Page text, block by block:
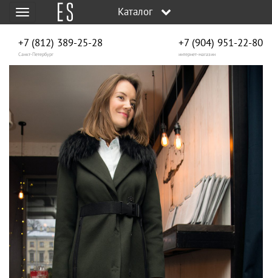
Меню Каталог
+7 (812) 389-25-28
Санкт-Петербург
+7 (904) 951‑22‑80
интернет-магазин